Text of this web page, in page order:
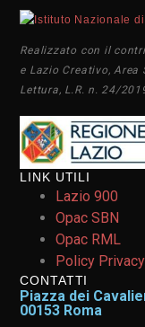
Realizzato con il
e Lazio Creativo,
Lettura, L.R. n. 24/
LINK UTILI
Lazio 900
Opac SBN
Opac RML
Policy Privacy
CONTATTI
Piazza dei
00153 Roma